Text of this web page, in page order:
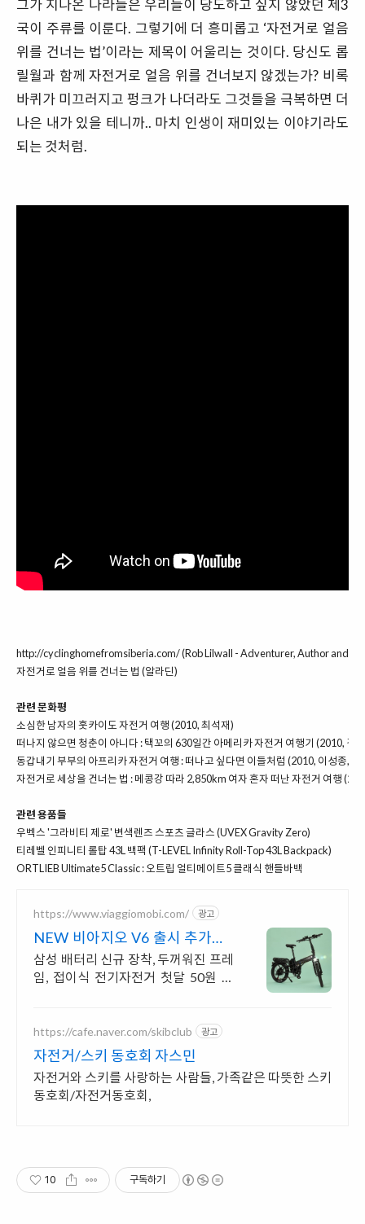
그가 지나온 나라들은 우리들이 당도하고 싶지 않았던 제3
국이 주류를 이룬다. 그렇기에 더 흥미롭고 ‘자전거로 얼음
위를 건너는 법’이라는 제목이 어울리는 것이다. 당신도 롭
릴월과 함께 자전거로 얼음 위를 건너보지 않겠는가? 비록
바퀴가 미끄러지고 펑크가 나더라도 그것들을 극복하면 더
나은 내가 있을 테니까.. 마치 인생이 재미있는 이야기라도
되는 것처럼.
http://cyclinghomefromsiberia.com/(Rob Lilwall - Adventurer, Author and
자전거로 얼음 위를 건너는 법 (알라딘)
관련 문화평
소심한 남자의 훗카이도 자전거 여행 (2010, 최석재)
떠나지 않으면 청춘이 아니다 : 택꼬의 630일간 아메리카 자전거 여행기 (2010, 김
동갑내기 부부의 아프리카 자전거 여행 : 떠나고 싶다면 이들처럼 (2010, 이성종, 손
자전거로 세상을 건너는 법 : 메콩강 따라 2,850km 여자 혼자 떠난 자전거 여행
관련 용품들
우벡스 '그라비티 제로' 변색렌즈 스포츠 글라스 (UVEX Gravity Zero)
티레벨 인피니티 롤탑 43L 백팩 (T-LEVEL Infinity Roll-Top 43L Backpack)
ORTLIEB Ultimate5 Classic : 오트립 얼티메이트5 클래식 핸들바백
https://www.viaggiomobi.com/ 광고
NEW 비아지오 V6 출시 추가금0
원, 출퇴근자전거마련
삼성 배터리 신규 장착, 두꺼워진 프레
임, 접이식 전기자전거 첫달 50원 렌
https://cafe.naver.com/skibclub 광고
자전거/스키 동호회 자스민
자전거와 스키를 사랑하는 사람들, 가족같은 따뜻한 스키
동호회/자전거동호회,
10 구독하기